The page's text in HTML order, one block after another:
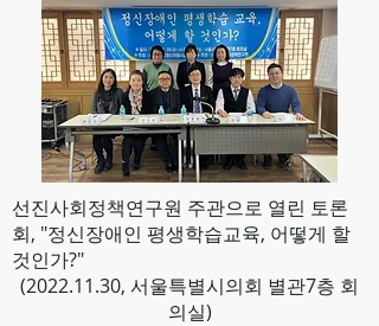
선진사회정책연구원 주관으로 열린 토론
회, "정신장애인 평생학습교육, 어떻게 할
것인가?"
(2022.11.30, 서울특별시의회 별관7층 회
의실)